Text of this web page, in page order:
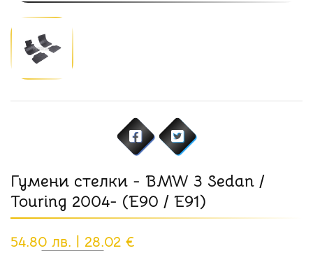
Гумени стелки - BMW 3 Sedan /
Touring 2004- (E90 / E91)
54.80 лв. | 28.02 €